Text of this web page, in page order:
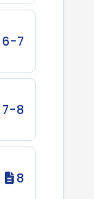
6-7
7-8
8